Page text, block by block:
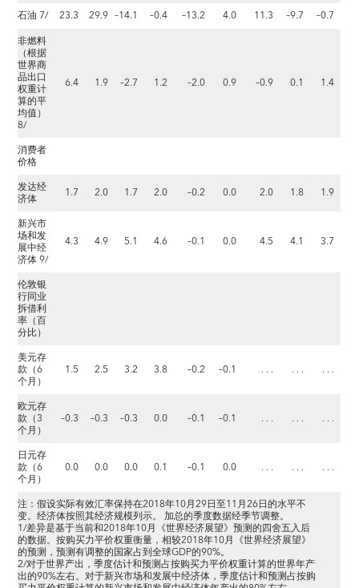
石油 7/
23.3 29.9 –14.1 –0.4 –13.2 4.0 11.3 –9.7
–0.7
非燃料
（根据
世界商
品出口
权重计
算的平
均值）
8/
6.4 1.9 –2.7 1.2 –2.0 0.9 –0.9 0.1 1.4
消费者
价格
发达经
济体 1.7 2.0 1.7 2.0 –0.2 0.0 2.0 1.8
1.9
新兴市
场和发
展中经
济体 9/
4.3 4.9 5.1 4.6 –0.1 0.0 4.5 4.1 3.7
伦敦银
行同业
拆借利
率（百
分比）
美元存
款（6
个月）
1.5 2.5 3.2 3.8 –0.2 –0.1 . . . . . . . . .
欧元存
款（3
个月）
–0.3 –0.3 –0.3 0.0 –0.1 –0.1 . . . . . . . . .
日元存
款（6
个月）
0.0 0.0 0.0 0.1 –0.1 0.0 . . . . . . . . .
注：假设实际有效汇率保持在2018年10月29日至11月26日的水平不
变。经济体按照其经济规模列示。 加总的季度数据经季节调整。
1/差异是基于当前和2018年10月《世界经济展望》预测的四舍五入后
的数据。按购买力平价权重衡量，相较2018年10月《世界经济展望》
的预测，预测有调整的国家占到全球GDP的90%。
2/对于世界产出，季度估计和预测占按购买力平价权重计算的世界年产
出的90%左右。对于新兴市场和发展中经济体，季度估计和预测占按购